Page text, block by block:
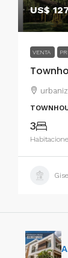
US$
VENTA
3